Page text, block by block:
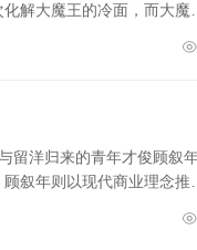
解大魔王的冷面，而大魔王
留洋归来的青年才俊顾叙
叙年则以现代商业理念推动